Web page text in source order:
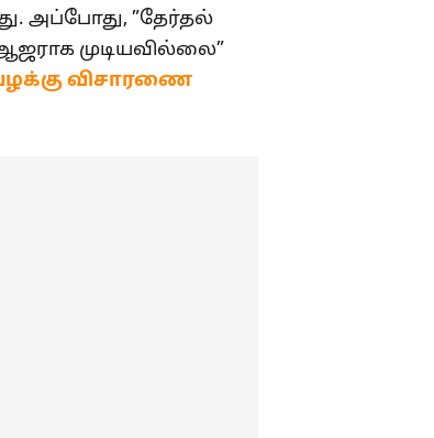
அப்போது, ”தேர்தல்
முடியவில்லை”
விசாரணை